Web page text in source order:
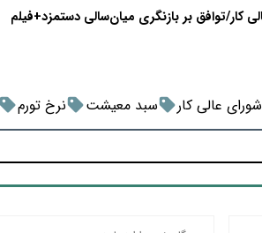
شورای عالی کار سبد معیشت نرخ تورم